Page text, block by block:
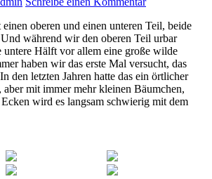
oberen und einen unteren Teil, beide
während wir den oberen Teil urbar
untere Hälft vor allem eine große wilde
haben wir das erste Mal versucht, das
den letzten Jahren hatte das ein örtlicher
aber mit immer mehr kleinen Bäumchen,
wird es langsam schwierig mit dem